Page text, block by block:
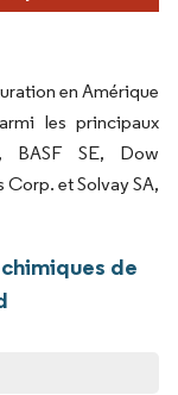
en Amérique
les principaux
BASF SE, Dow
et Solvay SA,
de